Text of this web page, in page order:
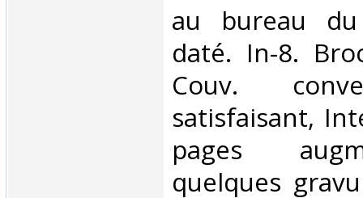
‎au bureau
daté. In-8.
Couv.
satisfaisant,
pages
quelques